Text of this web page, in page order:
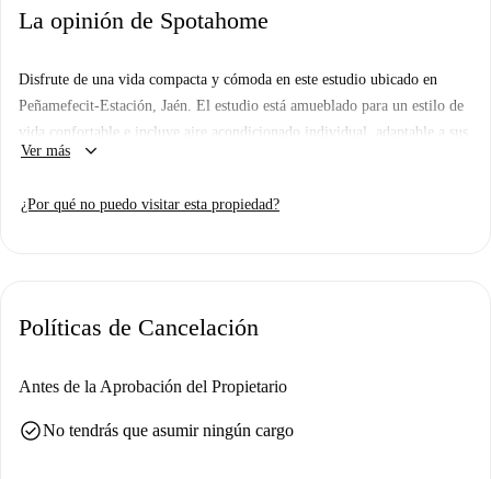
La opinión de Spotahome
Disfrute de una vida compacta y cómoda en este estudio ubicado en
Peñamefecit-Estación, Jaén. El estudio está amueblado para un estilo de
vida confortable e incluye aire acondicionado individual, adaptable a sus
preferencias. Tenga en cuenta que la cocina americana no está equipada.
la vida moderna.
Ver más keyboard_arrow_down
¿Por qué no puedo visitar esta propiedad?
Políticas de Cancelación
Antes de la Aprobación del Propietario
check_circleNo tendrás que asumir ningún cargo